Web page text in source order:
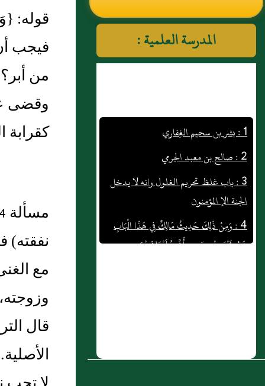
النووي رحمهم الله تعالى
المدرسة العلمية :
2 : صالح بن معبد الجرمي
3 : باب غلظ تحريم الغلول وانه لا يدخل
الجنة الإ المؤمنون
4 : وَمِنْ ذَلِكَ حَدِيثُ مَالِكٌ فِي هَذَا الْبَابِ
عَنْ يَحْيَى بْنِ سَعِيدٍ أَنَّ سُلَيْمَانَ بْنَ
يَسَارٍ أَخْبَرَهُ إِنَّ عَبْدَ اللَّهِ بْنَ عَيَّاشِ بْنِ أَبِي
فيجب
من
وقضى
كقرابة
مع
قال